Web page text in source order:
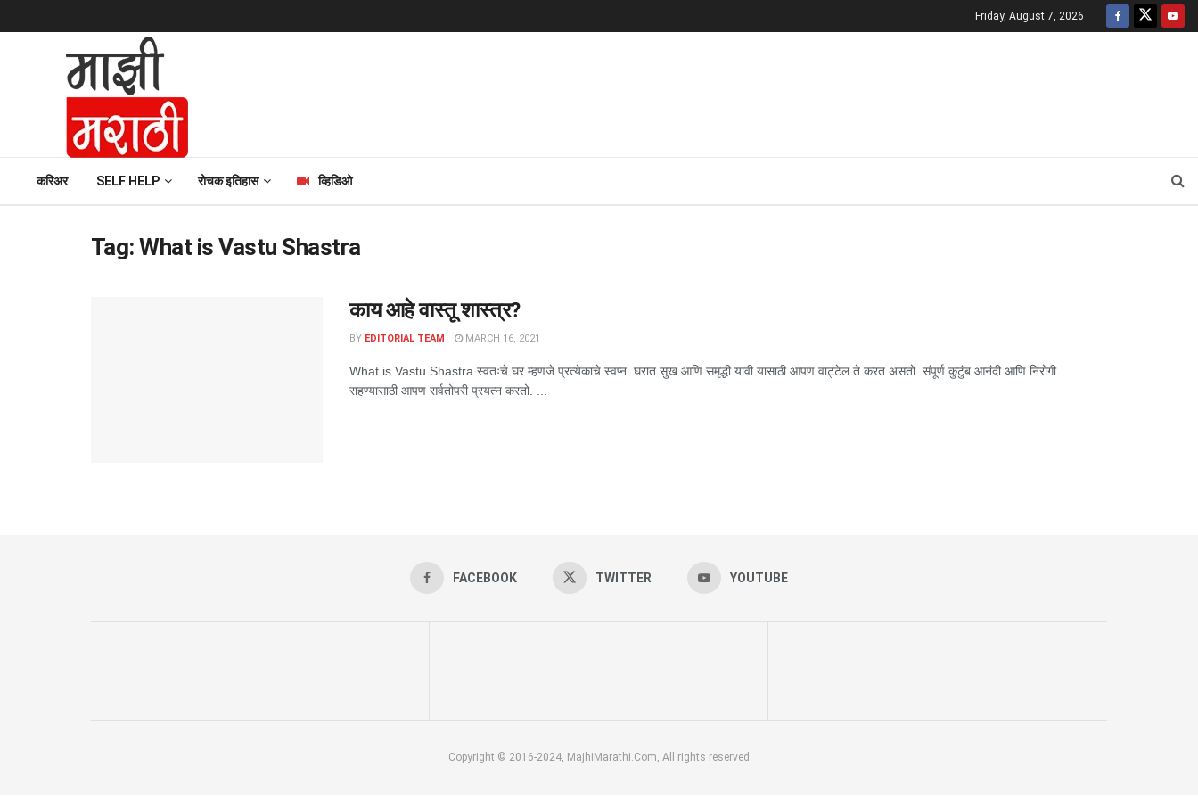
Friday, August 7, 2026
करिअर SELF HELP रोचक इतिहास व्हिडिओ
Tag:What is Vastu Shastra
काय आहे वास्तू शास्त्र?
BY EDITORIAL TEAM MARCH 16, 2021
What is Vastu Shastra स्वतःचे घर म्हणजे प्रत्येकाचे स्वप्न. घरात सुख आणि समृद्धी यावी यासाठी आपण वाट्टेल ते करत असतो. संपूर्ण कुटुंब आनंदी आणि निरोगी
राहण्यासाठी आपण सर्वतोपरी प्रयत्न करतो. ...
FACEBOOK TWITTER YOUTUBE
Copyright © 2016-2024, MajhiMarathi.Com, All rights reserved